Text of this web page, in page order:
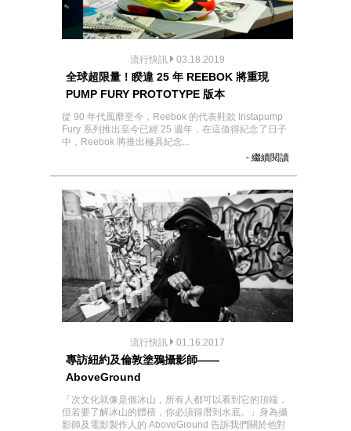
流行快訊 03.18.2019
全球超限量！睽違 25 年 REEBOK 將重現
PUMP FURY PROTOTYPE 版本
從 90 年代風靡至今，Reebok 的代表鞋款 Instapump
Fury 系列推出至今已經 25 週年，在這值得紀念了日子
中，Reebok 將推出極具紀念...
- 繼續閱讀
流行快訊 01.16.2017
專訪紐約及倫敦塗鴉攝影師——
AboveGround
「次文化就像是個冰山，所有人都可以看到它的頂端，
但若要了解冰山的體積，你必須得潛到水底。」身為攝
影師及電影製作人的 AboveGround 告訴我們關於他對